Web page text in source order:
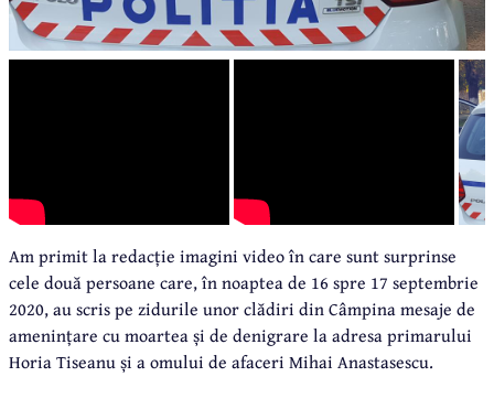
Am primit la redacție imagini video în care sunt surprinse
cele două persoane care, în noaptea de 16 spre 17 septembrie
2020, au scris pe zidurile unor clădiri din Câmpina mesaje de
amenințare cu moartea și de denigrare la adresa primarului
Horia Tiseanu și a omului de afaceri Mihai Anastasescu.